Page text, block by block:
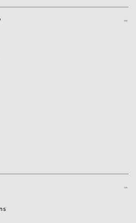
-
-